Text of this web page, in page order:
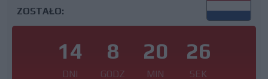
ZOSTAŁO:
14
DNI
8
GODZ
20
MIN
25
SEK